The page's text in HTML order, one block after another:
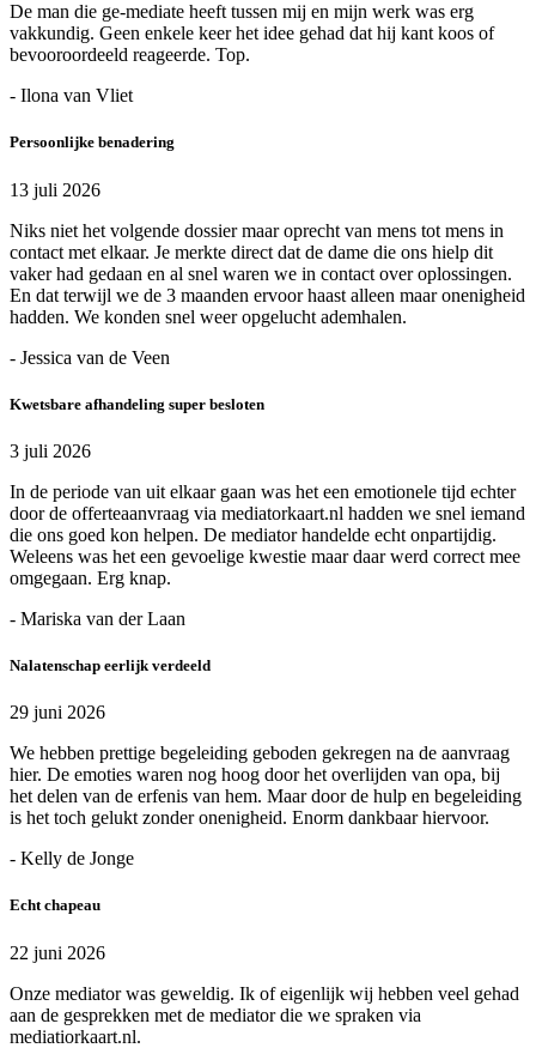
De man die ge-mediate heeft tussen mij en mijn werk was erg
vakkundig. Geen enkele keer het idee gehad dat hij kant koos of
bevooroordeeld reageerde. Top.
- Ilona van Vliet
Persoonlijke benadering
13 juli 2026
Niks niet het volgende dossier maar oprecht van mens tot mens in
contact met elkaar. Je merkte direct dat de dame die ons hielp dit
vaker had gedaan en al snel waren we in contact over oplossingen.
En dat terwijl we de 3 maanden ervoor haast alleen maar onenigheid
hadden. We konden snel weer opgelucht ademhalen.
- Jessica van de Veen
Kwetsbare afhandeling super besloten
3 juli 2026
In de periode van uit elkaar gaan was het een emotionele tijd echter
door de offerteaanvraag via mediatorkaart.nl hadden we snel iemand
die ons goed kon helpen. De mediator handelde echt onpartijdig.
Weleens was het een gevoelige kwestie maar daar werd correct mee
omgegaan. Erg knap.
- Mariska van der Laan
Nalatenschap eerlijk verdeeld
29 juni 2026
We hebben prettige begeleiding geboden gekregen na de aanvraag
hier. De emoties waren nog hoog door het overlijden van opa, bij
het delen van de erfenis van hem. Maar door de hulp en begeleiding
is het toch gelukt zonder onenigheid. Enorm dankbaar hiervoor.
- Kelly de Jonge
Echt chapeau
22 juni 2026
Onze mediator was geweldig. Ik of eigenlijk wij hebben veel gehad
aan de gesprekken met de mediator die we spraken via
mediatiorkaart.nl.